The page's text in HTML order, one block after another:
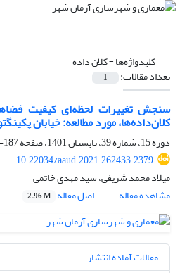
کلیدواژه‌ها =کلان داده
تعداد مقالات: 1
سنجش تغییرات لحظه‌‌ای کیفیت
کلان‌‌داده‌‌ها، مورد مطالعه: خیابان
دوره 15، شماره 39، تابستان 1401، صفحه
187-200
10.22034/aaud.2021.262433.2379
میلاد محمد شریفی، سید مهدی خاتمی
مشاهده مقاله
اصل مقاله 2.96 M
مقالات آماده انتشار